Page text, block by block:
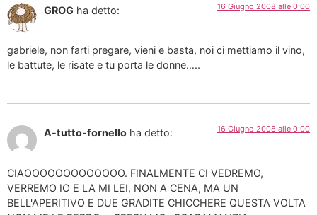
GROG ha detto: 16 Giugno 2008 alle 0:00
gabriele, non farti pregare, vieni e basta, noi ci mettiamo il vino,
le battute, le risate e tu porta le donne…..
A-tutto-fornello ha detto: 16 Giugno 2008 alle 0:00
CIAOOOOOOOOOOOOO. FINALMENTE CI VEDREMO,
VERREMO IO E LA MI LEI, NON A CENA, MA UN
BELL'APERITIVO E DUE GRADITE CHICCHERE QUESTA VOLTA